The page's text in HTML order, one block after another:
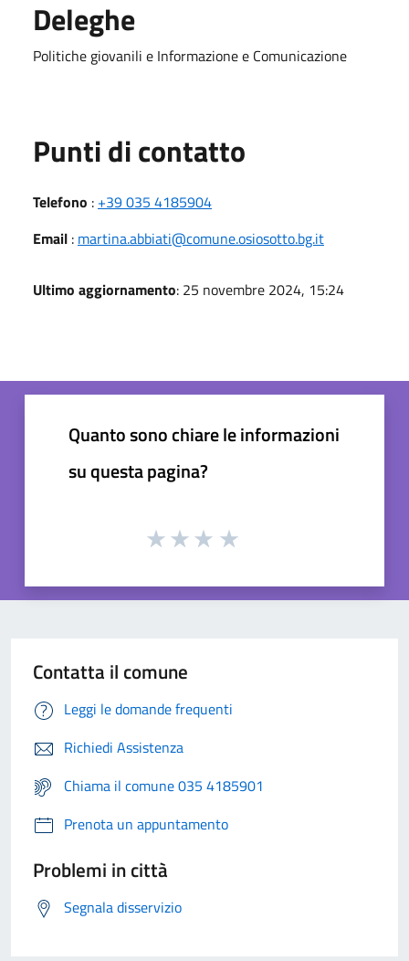
Deleghe
Politiche giovanili e Informazione e Comunicazione
Punti di contatto
Telefono : +39 035 4185904
Email : martina.abbiati@comune.osiosotto.bg.it
Ultimo aggiornamento: 25 novembre 2024, 15:24
Quanto sono chiare le informazioni
su questa pagina?
Contatta il comune
Leggi le domande frequenti
Richiedi Assistenza
Chiama il comune 035 4185901
Prenota un appuntamento
Problemi in città
Segnala disservizio